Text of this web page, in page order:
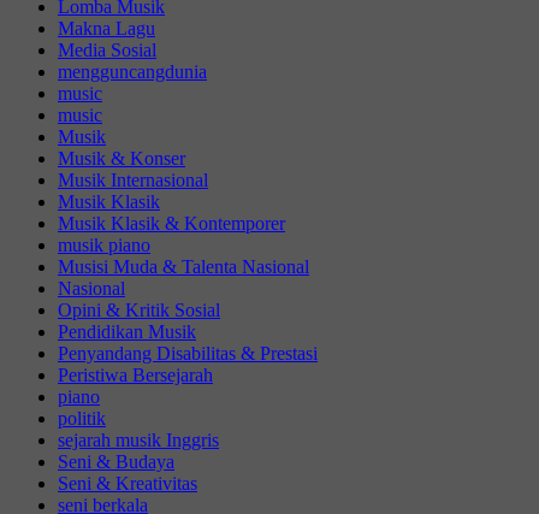
Lomba Musik
Makna Lagu
Media Sosial
mengguncangdunia
music
music
Musik
Musik & Konser
Musik Internasional
Musik Klasik
Musik Klasik & Kontemporer
musik piano
Musisi Muda & Talenta Nasional
Nasional
Opini & Kritik Sosial
Pendidikan Musik
Penyandang Disabilitas & Prestasi
Peristiwa Bersejarah
piano
politik
sejarah musik Inggris
Seni & Budaya
Seni & Kreativitas
seni berkala